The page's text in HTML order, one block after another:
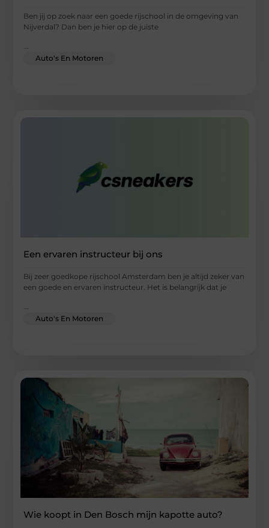
Ben jij op zoek naar een goede rijschool in de omgeving van
Nijverdal? Dan ben je hier op de juiste
...
Auto's En Motoren
Een ervaren instructeur bij ons
Bij zeer goedkope rijschool Amsterdam ben je altijd zeker van
een goede en ervaren instructeur. Het is belangrijk dat je
...
Auto's En Motoren
Wie koopt in Den Bosch mijn kapotte auto?